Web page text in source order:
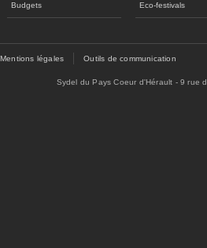
Budgets Eco-festivals
Mentions légales Outils de communication
Sydel du Pays Coeur d'Hérault - 9 rue